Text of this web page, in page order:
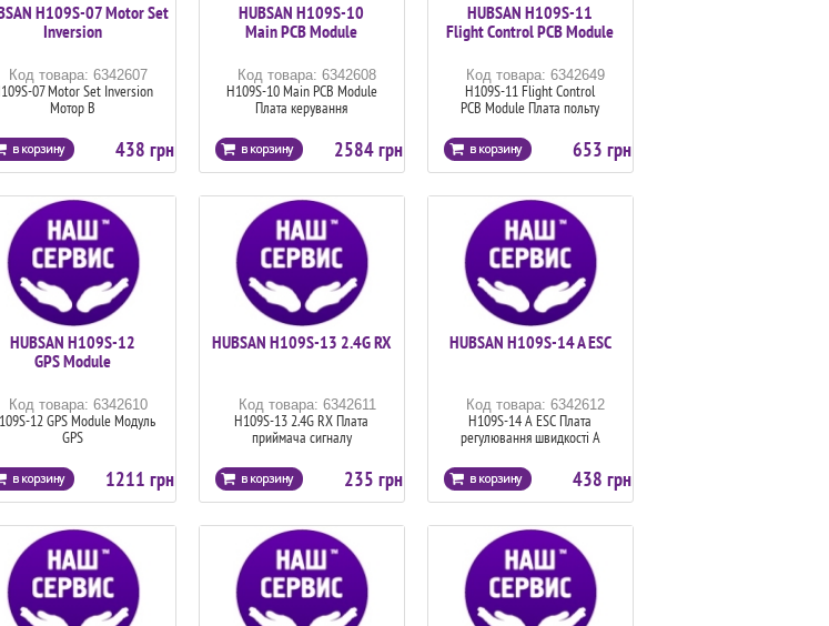
H109S-07 Motor Set
Inversion
Код товара: 6342607
07 Motor Set Inversion
Мотор В
438 грн
HUBSAN H109S-10
Main PCB Module
Код товара: 6342608
H109S-10 Main PCB Module
Плата керування
2584 грн
HUBSAN H109S-11
Flight Control PCB Module
Код товара: 6342649
H109S-11 Flight Control
PCB Module Плата польту
653 грн
HUBSAN H109S-12
GPS Module
Код товара: 6342610
12 GPS Module Модуль
GPS
1211 грн
HUBSAN H109S-13 2.4G RX
Код товара: 6342611
H109S-13 2.4G RX Плата
приймача сигналу
235 грн
HUBSAN H109S-14 A ESC
Код товара: 6342612
H109S-14 A ESC Плата
регулювання швидкості А
438 грн